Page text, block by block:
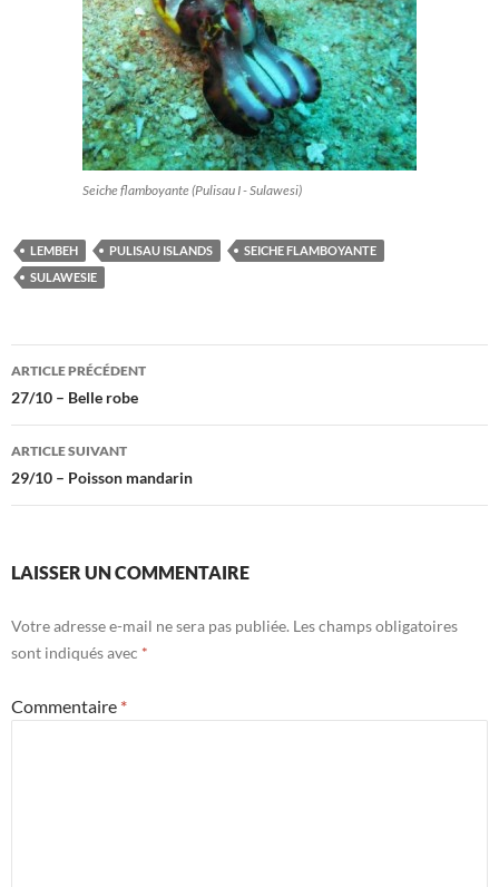
Seiche flamboyante (Pulisau I - Sulawesi)
LEMBEH PULISAU ISLANDS
SEICHE FLAMBOYANTE
SULAWESIE
Navigation
des
articles
ARTICLE PRÉCÉDENT
27/10 – Belle robe
ARTICLE SUIVANT
29/10 – Poisson mandarin
LAISSER UN COMMENTAIRE
Votre adresse e-mail ne sera pas publiée. Les champs obligatoires
sont indiqués avec *
Commentaire *